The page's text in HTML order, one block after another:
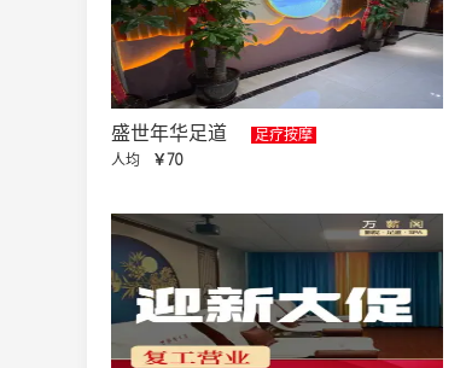
盛世年华足道
足疗按摩
人均
￥70